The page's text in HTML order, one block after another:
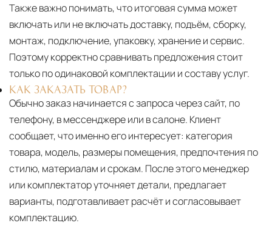
Также важно понимать, что итоговая сумма может
включать или не включать доставку, подъём, сборку,
монтаж, подключение, упаковку, хранение и сервис.
Поэтому корректно сравнивать предложения стоит
только по одинаковой комплектации и составу услуг.
КАК ЗАКАЗАТЬ ТОВАР?
Обычно заказ начинается с запроса через сайт, по
телефону, в мессенджере или в салоне. Клиент
сообщает, что именно его интересует: категория
товара, модель, размеры помещения, предпочтения по
стилю, материалам и срокам. После этого менеджер
или комплектатор уточняет детали, предлагает
варианты, подготавливает расчёт и согласовывает
комплектацию.